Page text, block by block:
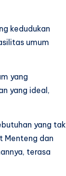
kedudukan
umum
yang
yang ideal,
yang tak
Menteng dan
terasa